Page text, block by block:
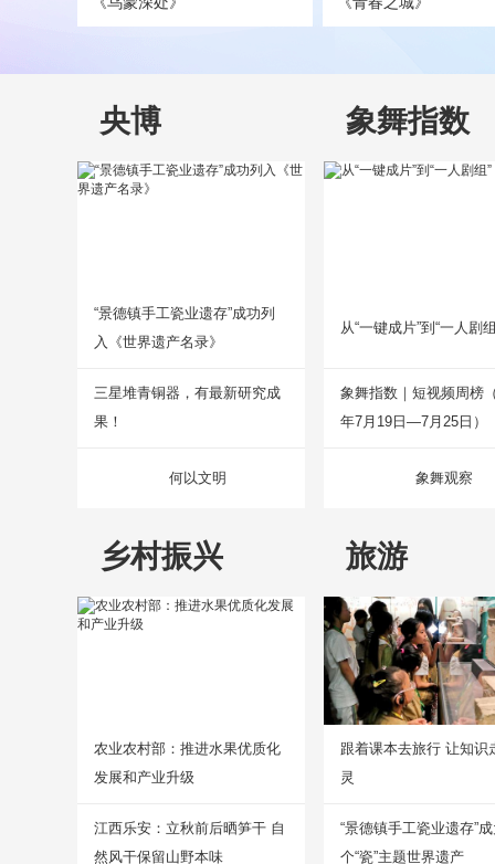
央博
“景德镇手工瓷业遗存”成功列
入《世界遗产名录》
三星堆青铜器，有最新研究成
果！
何以文明
象舞指数
从“一键成片”到“一人剧
象舞指数｜短视频周榜
年7月19日—7月25日）
象舞观察
乡村振兴
农业农村部：推进水果优质化
发展和产业升级
江西乐安：立秋前后晒笋干 自
然风干保留山野本味
旅游
跟着课本去旅行 让知识
灵
“景德镇手工瓷业遗存”
个“瓷”主题世界遗产